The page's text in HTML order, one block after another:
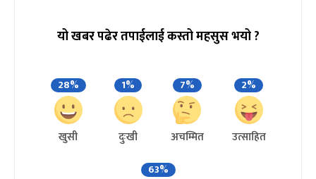
यो खबर पढेर तपाईलाई कस्तो महसुस भयो ?
28%
खुसी
1%
दुःखी
7%
अचम्मित
2%
उत्साहित
63%